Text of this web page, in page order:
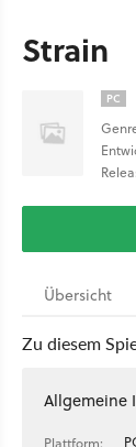
Strain
PC
Übersicht
Zu diesem
Allgemeine
Plattform: